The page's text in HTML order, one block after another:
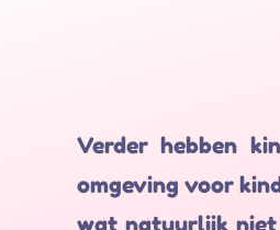
Verder hebben
omgeving voor
wat natuurlijk niet